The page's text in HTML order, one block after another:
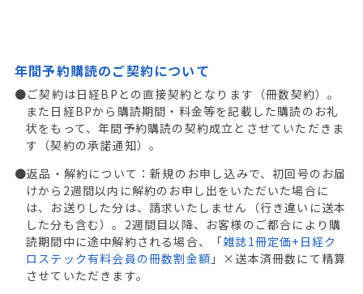
年間予約購読のご契約について
●ご契約は日経BPとの直接契約となります（冊数契約）。
また日経BPから購読期間・料金等を記載した購読のお礼
状をもって、年間予約購読の契約成立とさせていただきま
す（契約の承諾通知）。
●返品・解約について：新規のお申し込みで、初回号のお届
けから2週間以内に解約のお申し出をいただいた場合に
は、お送りした分は、請求いたしません（行き違いに送本
した分も含む）。2週間目以降、お客様のご都合により購
読期間中に途中解約される場合、「雑誌1冊定価+日経ク
ロステック有料会員の冊数割金額 」×送本済冊数にて精算
させていただきます。